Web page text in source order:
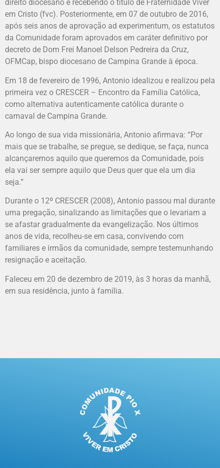
direito diocesano e recebendo o título de Fraternidade Viver
em Cristo (fvc). Posteriormente, em 07 de outubro de 2016,
após seis anos de aprovação ad experimentum, os estatutos
da Comunidade foram aprovados em caráter definitivo por
decreto de Dom Frei Manoel Delson Pedreira da Cruz,
OFMCap, bispo diocesano de Campina Grande à época.
Em 18 de fevereiro de 1996, Antonio idealizou e realizou pela
primeira vez o CRESCER – Encontro da Família Católica,
como alternativa autenticamente católica durante o
carnaval de Campina Grande.
Ao longo de sua vida missionária, Antonio afirmava: “Por
mais que se trabalhe, se pregue, se dedique, se faça, nunca
alcançaremos aquilo que queremos da Comunidade, pois
ela vai ser sempre aquilo que Deus quer que ela um dia
seja.”
Durante o 12º CRESCER (2008), Antonio passou mal durante
uma pregação, sinalizando as limitações que o levariam a
se afastar gradualmente da evangelização. Nos últimos
anos de vida, recolheu-se em casa, convivendo com
familiares e irmãos da comunidade, sempre testemunhando
resignação e aceitação.
Faleceu em 20 de dezembro de 2019, às 3 horas da manhã,
em sua residência, junto à família.